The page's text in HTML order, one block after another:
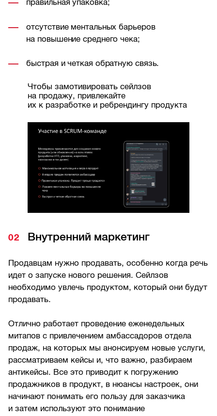
правильная упаковка;
отсутствие ментальных барьеров
на повышение среднего чека;
быстрая и четкая обратную связь.
Чтобы замотивировать сейлзов
на продажу, привлекайте
их к разработке и ребрендингу продукта
Внутренний маркетинг
Продавцам нужно продавать, особенно когда речь
идет о запуске нового решения. Сейлзов
необходимо увлечь продуктом, который они будут
продавать.
Отлично работает проведение еженедельных
митапов с привлечением амбассадоров отдела
продаж, на которых мы анонсируем новые услуги,
рассматриваем кейсы и, что важно, разбираем
антикейсы. Все это приводит к погружению
продажников в продукт, в нюансы настроек, они
начинают понимать его пользу для заказчика
и затем используют это понимание